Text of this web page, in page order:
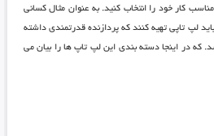
کار خود را انتخاب کنید. به عنوان مثال کسانی
لپ تاپی تهیه کنند که پردازنده قدرتمندی داشته
که در اینجا دسته بندی این لپ تاپ ها را بیان می